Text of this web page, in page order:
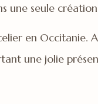
une seule
en Occitanie.
une jolie